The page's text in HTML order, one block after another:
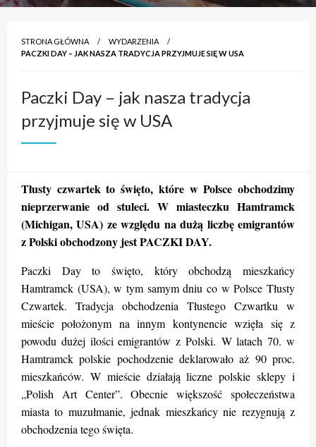
STRONA GŁÓWNA
WYDARZENIA
PACZKI DAY – JAK NASZA TRADYCJA PRZYJMUJE SIĘ W USA
Paczki Day – jak nasza tradycja
przyjmuje się w USA
Tłusty czwartek to święto, które w Polsce obchodzimy
nieprzerwanie od stuleci. W miasteczku Hamtramck
(Michigan, USA) ze względu na dużą liczbę emigrantów
z Polski obchodzony jest PACZKI DAY.
Paczki Day to święto, który obchodzą mieszkańcy
Hamtramck (USA), w tym samym dniu co w Polsce Tłusty
Czwartek. Tradycja obchodzenia Tłustego Czwartku w
mieście położonym na innym kontynencie wzięła się z
powodu dużej ilości emigrantów z Polski. W latach 70. w
Hamtramck polskie pochodzenie deklarowało aż 90 proc.
mieszkańców. W mieście działają liczne polskie sklepy i
„Polish Art Center”. Obecnie większość społeczeństwa
miasta to muzułmanie, jednak mieszkańcy nie rezygnują z
obchodzenia tego święta.